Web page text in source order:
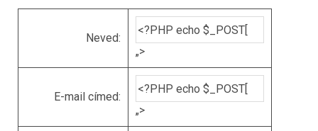
Neved:
„>
E-mail címed:
„>